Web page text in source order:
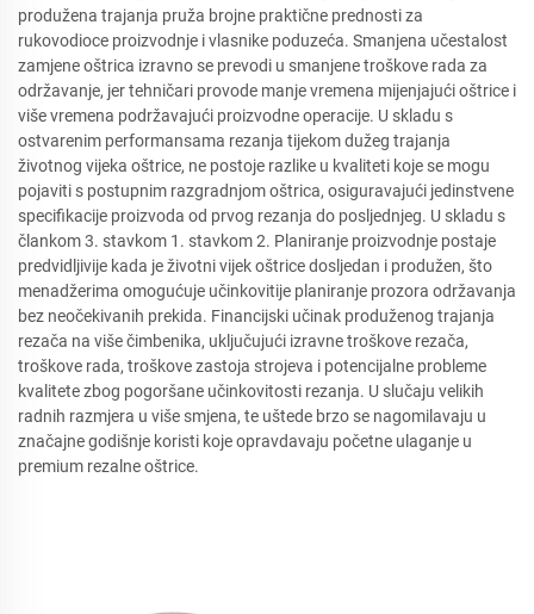
produžena trajanja pruža brojne praktične prednosti za
rukovodioce proizvodnje i vlasnike poduzeća. Smanjena učestalost
zamjene oštrica izravno se prevodi u smanjene troškove rada za
održavanje, jer tehničari provode manje vremena mijenjajući oštrice i
više vremena podržavajući proizvodne operacije. U skladu s
ostvarenim performansama rezanja tijekom dužeg trajanja
životnog vijeka oštrice, ne postoje razlike u kvaliteti koje se mogu
pojaviti s postupnim razgradnjom oštrica, osiguravajući jedinstvene
specifikacije proizvoda od prvog rezanja do posljednjeg. U skladu s
člankom 3. stavkom 1. stavkom 2. Planiranje proizvodnje postaje
predvidljivije kada je životni vijek oštrice dosljedan i produžen, što
menadžerima omogućuje učinkovitije planiranje prozora održavanja
bez neočekivanih prekida. Financijski učinak produženog trajanja
rezača na više čimbenika, uključujući izravne troškove rezača,
troškove rada, troškove zastoja strojeva i potencijalne probleme
kvalitete zbog pogoršane učinkovitosti rezanja. U slučaju velikih
radnih razmjera u više smjena, te uštede brzo se nagomilavaju u
značajne godišnje koristi koje opravdavaju početne ulaganje u
premium rezalne oštrice.